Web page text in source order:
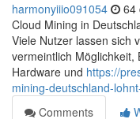
harmonyiiio091054 64
Cloud Mining in
Viele Nutzer lassen sich
vermeintlich
Hardware und https://
mining-deutschland-
Comments